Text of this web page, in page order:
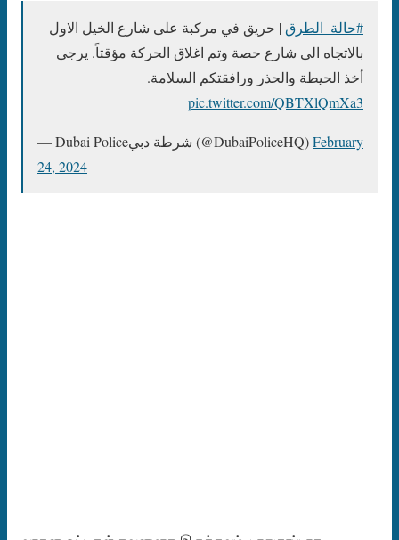
#حالة_الطرق | حريق في مركبة على شارع الخيل الاول
بالاتجاه الى شارع حصة وتم اغلاق الحركة مؤقتاً. يرجى
أخذ الحيطة والحذر ورافقتكم السلامة.
pic.twitter.com/QBTXlQmXa3
— Dubai Policeشرطة دبي (@DubaiPoliceHQ)February
24, 2024